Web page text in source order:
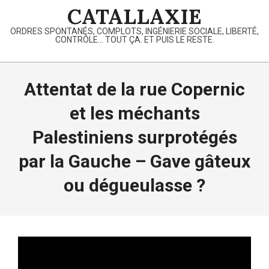
content
CATALLAXIE
ORDRES SPONTANÉS, COMPLOTS, INGÉNIERIE SOCIALE, LIBERTÉ,
CONTRÔLE… TOUT ÇA. ET PUIS LE RESTE.
Primary
Attentat de la rue Copernic
et les méchants
Palestiniens surprotégés
par la Gauche – Gave gâteux
ou dégueulasse ?